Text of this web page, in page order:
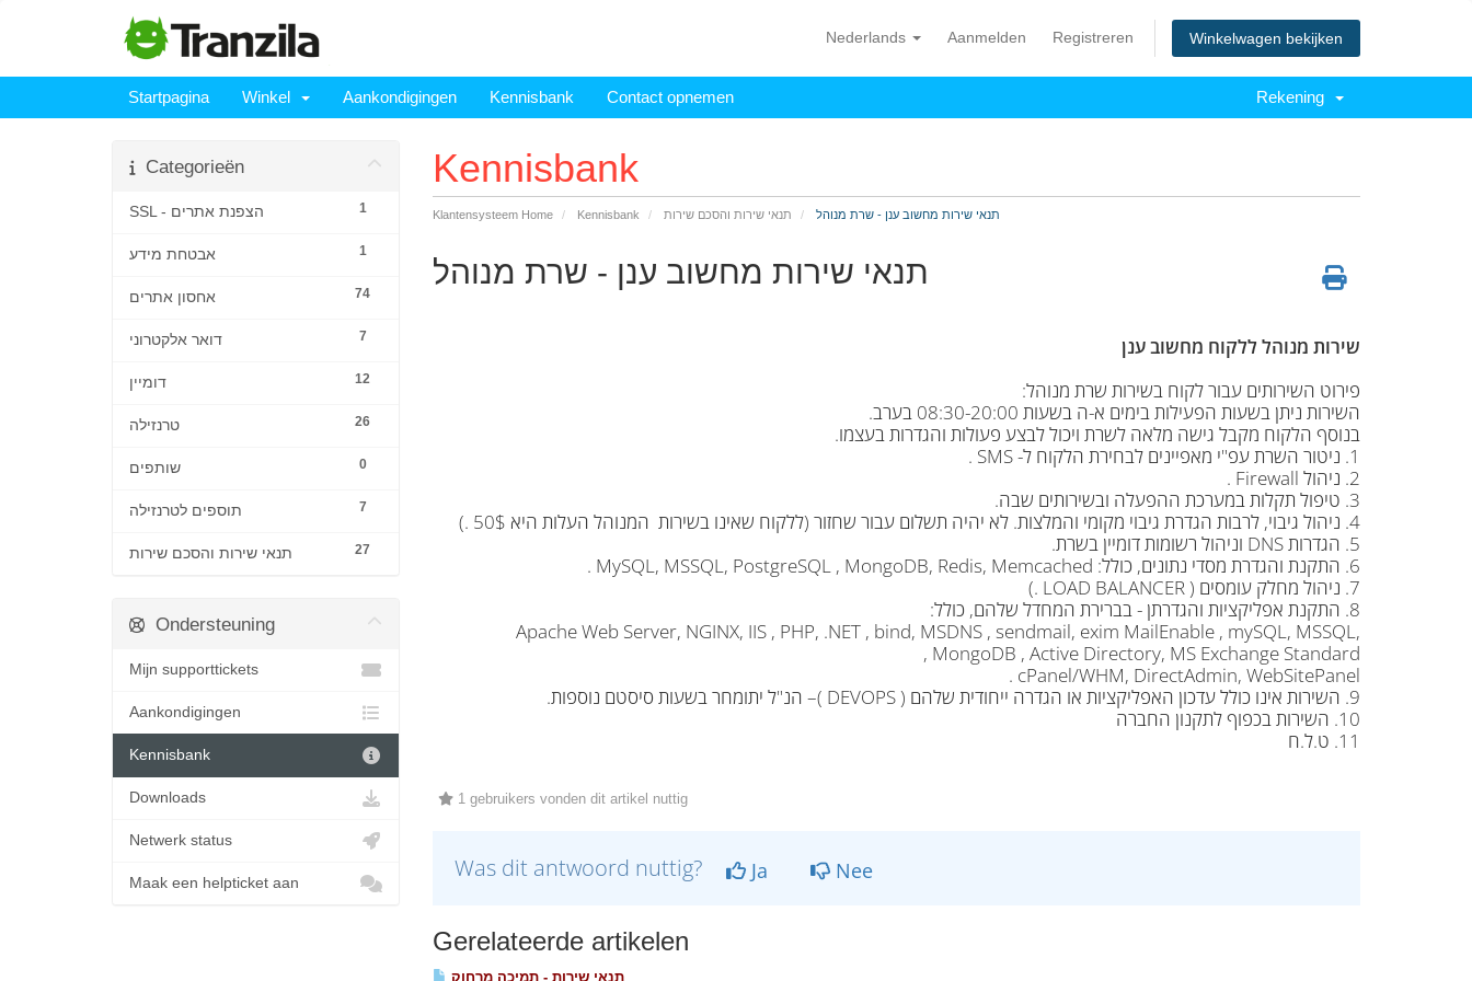
Nederlands Aanmelden Registreren Winkelwagen bekijken
Startpagina Winkel Aankondigingen Kennisbank Contact opnemen Rekening
Kennisbank
Klantensysteem Home Kennisbank תנאי שירות והסכם שירות תנאי שירות מחשוב ענן - שרת מנוהל
Categorieën
1 SSL - הצפנת אתרים
1 אבטחת מידע
74 אחסון אתרים
7 דואר אלקטרוני
12 דומיין
26 טרנזילה
0 שותפים
7 תוספים לטרנזילה
27 תנאי שירות והסכם שירות
תנאי שירות מחשוב ענן - שרת מנוהל
שירות מנוהל ללקוח מחשוב ענן
פירוט השירותים עבור לקוח בשירות שרת מנוהל:
השירות ניתן בשעות הפעילות בימים א-ה בשעות 08:30-20:00 בערב.
בנוסף הלקוח מקבל גישה מלאה לשרת ויכול לבצע פעולות והגדרות בעצמו.
1. ניטור השרת עפ"י מאפיינים לבחירת הלקוח ל- SMS .
2. ניהול Firewall .
3. טיפול תקלות במערכת ההפעלה ובשירותים שבה.
4. ניהול גיבוי, לרבות הגדרת גיבוי מקומי והמלצות. לא יהיה תשלום עבור שחזור (ללקוח שאינו בשירות המנוהל העלות היא 50$ .)
5. הגדרות DNS וניהול רשומות דומיין בשרת.
6. התקנת והגדרת מסדי נתונים, כולל: MySQL, MSSQL, PostgreSQL , MongoDB, Redis, Memcached .
7. ניהול מחלק עומסים ( LOAD BALANCER .)
8. התקנת אפליקציות והגדרתן - בברירת המחדל שלהם, כולל:
Apache Web Server, NGINX, IIS , PHP, .NET , bind, MSDNS , sendmail, exim MailEnable , mySQL, MSSQL,
MongoDB , Active Directory, MS Exchange Standard ,
cPanel/WHM, DirectAdmin, WebSitePanel .
9. השירות אינו כולל עדכון האפליקציות או הגדרה ייחודית שלהם ( DEVOPS )– הנ"ל יתומחר בשעות סיסטם נוספות.
10. השירות בכפוף לתקנון החברה
11. ט.ל.ח
1 gebruikers vonden dit artikel nuttig
Was dit antwoord nuttig? Ja Nee
Gerelateerde artikelen
תנאי שירות - תמיכה מרחוק
Ondersteuning
Mijn supporttickets
Aankondigingen
Kennisbank
Downloads
Netwerk status
Maak een helpticket aan